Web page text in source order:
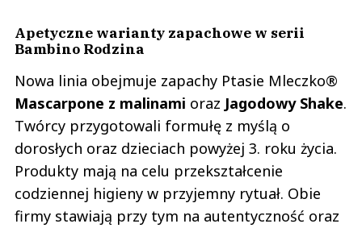
Apetyczne warianty zapachowe w serii
Bambino Rodzina
Nowa linia obejmuje zapachy Ptasie Mleczko®
Mascarpone z malinami oraz Jagodowy Shake.
Twórcy przygotowali formułę z myślą o
dorosłych oraz dzieciach powyżej 3. roku życia.
Produkty mają na celu przekształcenie
codziennej higieny w przyjemny rytuał. Obie
firmy stawiają przy tym na autentyczność oraz